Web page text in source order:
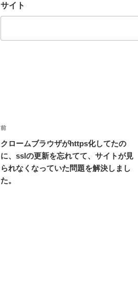
サイト
投
稿
ナ
ビ
過
去
の
投
稿
前
クロームブラウザがhttps化してたの
に、sslの更新を忘れてて、サイトが見
られなくなっていた問題を解決しまし
た。